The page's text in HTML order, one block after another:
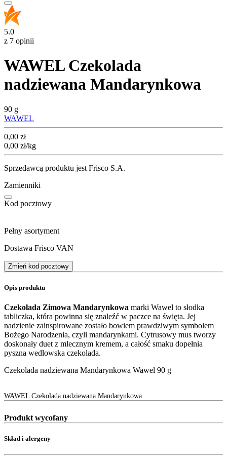
5.0
z 7 opinii
WAWEL Czekolada
nadziewana Mandarynkowa
90 g
WAWEL
Cena
0,00 zł
0,00 zł/kg
Sprzedawcą produktu jest Frisco S.A.
Zamienniki
Kod pocztowy
Pełny asortyment
Dostawa Frisco VAN
Zmień kod pocztowy
Opis produktu
Czekolada Zimowa Mandarynkowa marki Wawel to słodka
tabliczka, która powinna się znaleźć w paczce na święta. Jej
nadzienie zainspirowane zostało bowiem prawdziwym symbolem
Bożego Narodzenia, czyli mandarynkami. Cytrusowy mus tworzy
doskonały duet z mlecznym kremem, a całość smaku dopełnia
pyszna wedlowska czekolada.
Czekolada nadziewana Mandarynkowa Wawel 90 g
WAWEL Czekolada nadziewana Mandarynkowa
Produkt wycofany
Skład i alergeny